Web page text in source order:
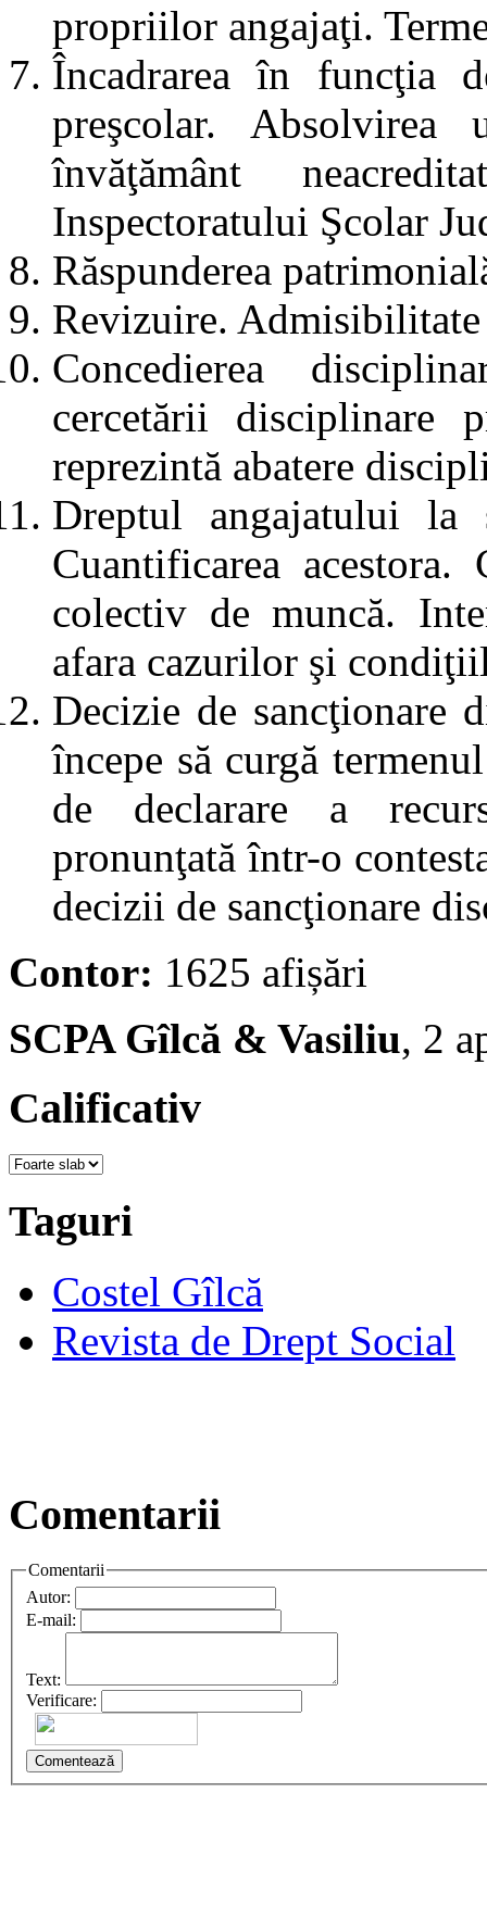
propriilor angajaţi.
Încadrarea în funcţia
preşcolar.
învăţământ
Inspectoratului Şcolar
Răspunderea
Revizuire.
Concedierea
cercetării disciplinare
reprezintă abatere
Dreptul angajatului
Cuantificarea
colectiv de muncă.
afara cazurilor şi
Decizie de sancţionare
începe să curgă
de declarare a
pronunţată într-o
decizii de sancţionare
Contor: 1625 afișări
SCPA Gîlcă & Vasiliu, 2
Calificativ
Taguri
Costel Gîlcă
Revista de Drept Social
Comentarii
Comentarii
Autor:
E-mail:
Text:
Verificare:
Comentează